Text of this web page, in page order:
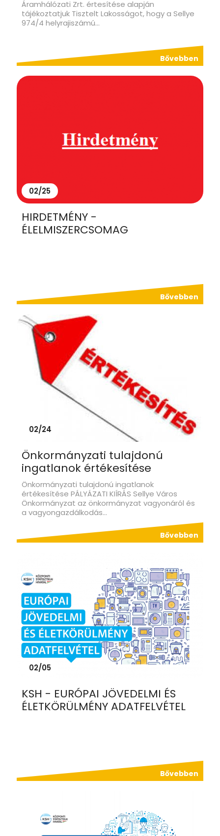
Áramhálózati Zrt. értesítése alapján
tájékoztatjuk Tisztelt Lakosságot, hogy a Sellye
974/4 helyrajiszámú...
Bővebben
02/25
HIRDETMÉNY -
ÉLELMISZERCSOMAG
Bővebben
02/24
Önkormányzati tulajdonú
ingatlanok értékesítése
Önkormányzati tulajdonú ingatlanok
értékesítése PÁLYÁZATI KIÍRÁS Sellye Város
Önkormányzat az önkormányzat vagyonáról és
a vagyongazdálkodás...
Bővebben
02/05
KSH - EURÓPAI JÖVEDELMI ÉS
ÉLETKÖRÜLMÉNY ADATFELVÉTEL
Bővebben